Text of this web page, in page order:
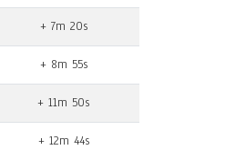
+ 7m 20s
+ 8m 55s
+ 11m 50s
+ 12m 44s